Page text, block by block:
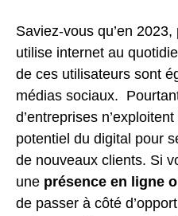
Saviez-vous qu’en 2023,
utilise internet au
de ces utilisateurs sont
médias sociaux.
d’entreprises
potentiel du digital pour
de nouveaux clients. Si
une présence en ligne
de passer à côté